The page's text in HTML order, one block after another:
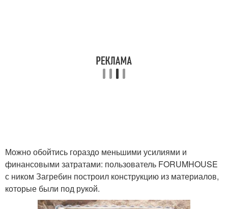
Можно обойтись гораздо меньшими усилиями и
финансовыми затратами: пользователь FORUMHOUSE
с ником Загребин построил конструкцию из материалов,
которые были под рукой.